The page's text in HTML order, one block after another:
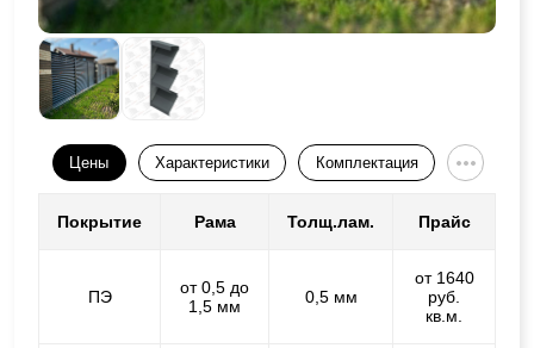
Цены Характеристики Комплектация
Покрытие Рама Толщ.лам. Прайс
ПЭ
от 0,5 до
1,5 мм
0,5 мм
от 1640
руб.
кв.м.